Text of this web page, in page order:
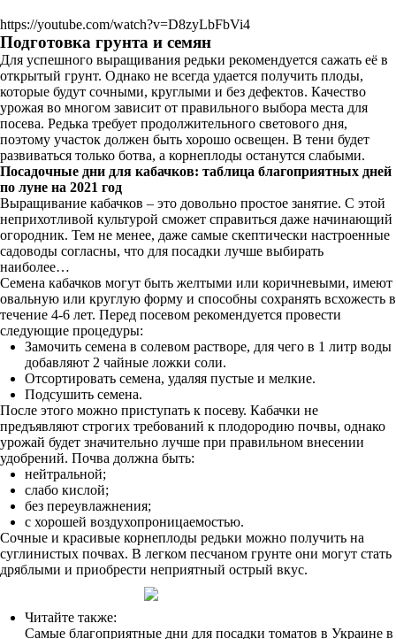
https://youtube.com/watch?v=D8zyLbFbVi4
Подготовка грунта и семян
Для успешного выращивания редьки рекомендуется сажать её в
открытый грунт. Однако не всегда удается получить плоды,
которые будут сочными, круглыми и без дефектов. Качество
урожая во многом зависит от правильного выбора места для
посева. Редька требует продолжительного светового дня,
поэтому участок должен быть хорошо освещен. В тени будет
развиваться только ботва, а корнеплоды останутся слабыми.
Посадочные дни для кабачков: таблица благоприятных дней
по луне на 2021 год
Выращивание кабачков – это довольно простое занятие. С этой
неприхотливой культурой сможет справиться даже начинающий
огородник. Тем не менее, даже самые скептически настроенные
садоводы согласны, что для посадки лучше выбирать
наиболее…
Семена кабачков могут быть желтыми или коричневыми, имеют
овальную или круглую форму и способны сохранять всхожесть в
течение 4-6 лет. Перед посевом рекомендуется провести
следующие процедуры:
Замочить семена в солевом растворе, для чего в 1 литр воды
добавляют 2 чайные ложки соли.
Отсортировать семена, удаляя пустые и мелкие.
Подсушить семена.
После этого можно приступать к посеву. Кабачки не
предъявляют строгих требований к плодородию почвы, однако
урожай будет значительно лучше при правильном внесении
удобрений. Почва должна быть:
нейтральной;
слабо кислой;
без переувлажнения;
с хорошей воздухопроницаемостью.
Сочные и красивые корнеплоды редьки можно получить на
суглинистых почвах. В легком песчаном грунте они могут стать
дряблыми и приобрести неприятный острый вкус.
Читайте также:
Самые благоприятные дни для посадки томатов в Украине в